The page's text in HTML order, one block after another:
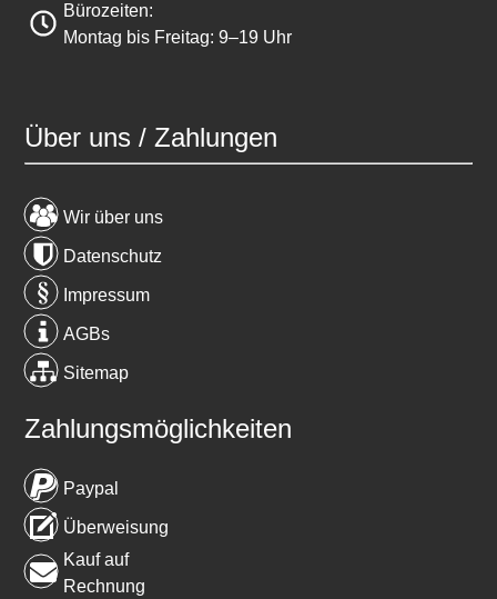
Bürozeiten:
Montag bis Freitag: 9–19 Uhr
Über uns / Zahlungen
Wir über uns
Datenschutz
Impressum
AGBs
Sitemap
Zahlungsmöglichkeiten
Paypal
Überweisung
Kauf auf
Rechnung